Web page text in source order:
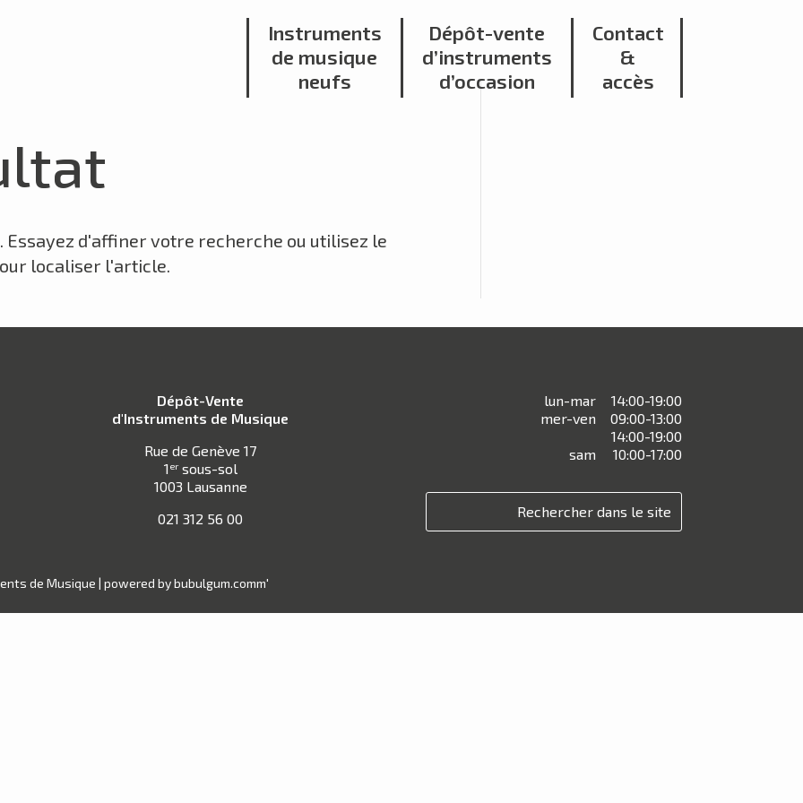
Instruments
de musique
neufs
Dépôt-vente
d’instruments
d’occasion
Contact
&
accès
d'affiner votre recherche ou utilisez le
localiser l'article.
Dépôt-Vente
d'Instruments de Musique
Rue de Genève 17
1 ersous-sol
1003 Lausanne
021 312 56 00
lun-mar
14:00-19:00
mer-ven
09:00-13:00
14:00-19:00
sam
10:00-17:00
de Musique | powered by bubulgum.comm'